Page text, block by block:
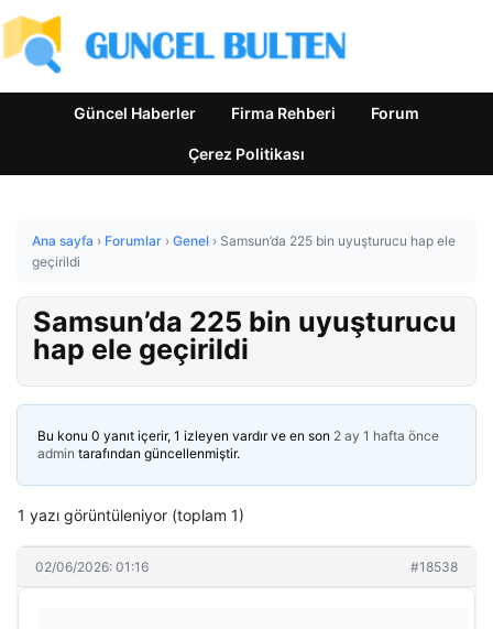
Güncel Haberler Firma Rehberi Forum
Çerez Politikası
Ana sayfa › Forumlar › Genel › Samsun’da 225 bin uyuşturucu hap ele
geçirildi
Samsun’da 225 bin uyuşturucu
hap ele geçirildi
Bu konu 0 yanıt içerir, 1 izleyen vardır ve en son 2 ay 1 hafta önce
admin tarafından güncellenmiştir.
1 yazı görüntüleniyor (toplam 1)
02/06/2026: 01:16 #18538